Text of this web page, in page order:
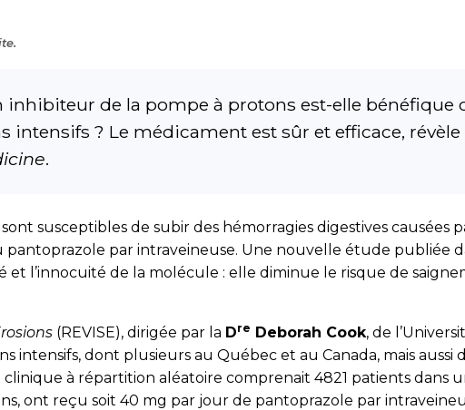
inhibiteur de la pompe à protons est-elle bénéfique
intensifs ? Le médicament est sûr et efficace,
.
susceptibles de subir des hémorragies digestives causées
par intraveineuse. Une nouvelle étude publiée
et l’innocuité de la molécule : elle diminue le risque de
(REVISE), dirigée par la Dre Deborah Cook, de
intensifs, dont plusieurs au Québec et au Canada, mais aussi
clinique à répartition aléatoire comprenait 4821 patients dans
ont reçu soit 40 mg par jour de pantoprazole par